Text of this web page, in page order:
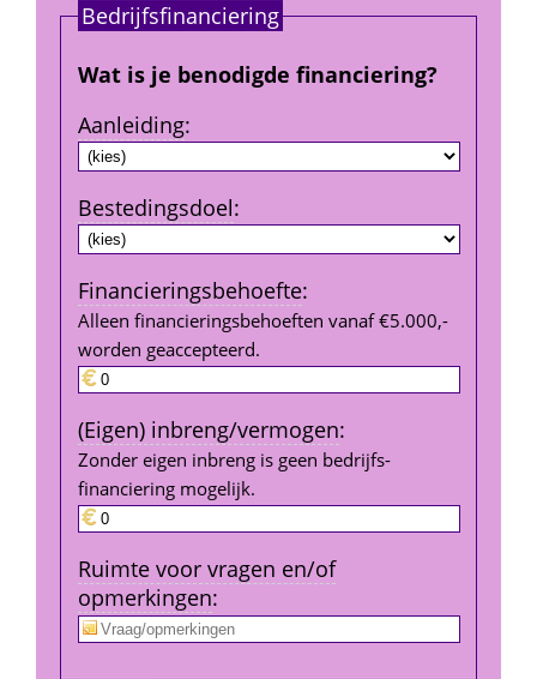
Bedrijfs­financiering
Wat is je benodigde financiering?
Aanleiding:
Bestedings­doel:
Financierings­behoefte:
Alleen financieringsbehoeften vanaf €5.000,-
worden geaccepteerd.
(Eigen) inbreng/vermogen:
Zonder eigen inbreng is geen bedrijfs­
financiering mogelijk.
Ruimte voor vragen en/of
opmerkingen: